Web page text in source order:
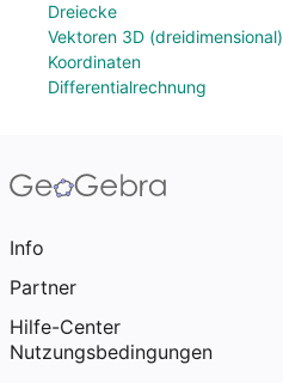
Dreiecke
Vektoren 3D (dreidimensional)
Koordinaten
Differentialrechnung
Info
Partner
Hilfe-Center
Nutzungsbedingungen